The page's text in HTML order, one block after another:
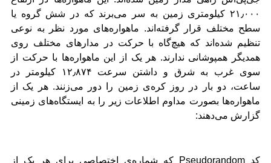
۲۱٫۰۰۰ کیلومتری زمین به سر می‌برند که در شش گروه یا
سطح مختلف قرار گرفته‌اند. ماهواره‌های مورد نظر به نوعی
تنظیم شده‌اند که هیچ‌گاه با حرکت در مدارهای مختلف روی
همدیگر همپوشانی ندارند. هر یک از این ماهواره‌ها با حرکت از
سوی غرب به شرق و داشتن سرعت ۱۲٫۸۷۴ کیلومتر در
ساعت، دو بار در روز کره‌ی زمین را دور می‌زنند. هر یک از
ماهواره‌ها بصورت مداوم اطلاعات زیر را به ایستگاه‌های زمینی
گزارش می‌دهند:
کد Pseudorandom
که شماره‌ی اختصاصی برای هر یک از